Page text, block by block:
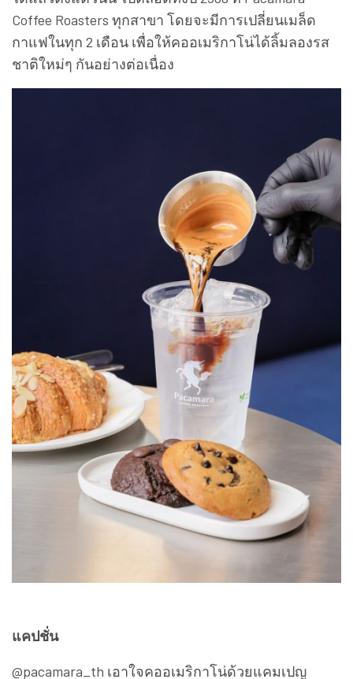
Coffee Roasters ทุกสาขา โดยจะมีการเปลี่ยนเมล็ด
กาแฟในทุก 2 เดือน เพื่อให้คออเมริกาโน่ได้ลิ้มลองรส
ชาติใหม่ๆ กันอย่างต่อเนื่อง
แคปชั่น
@pacamara_th เอาใจคออเมริกาโน่ด้วยแคมเปญ